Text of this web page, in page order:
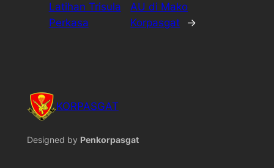
Latihan Trisula
Perkasa
AU di Mako
Korpasgat
→
KORPASGAT
Designed by Penkorpasgat